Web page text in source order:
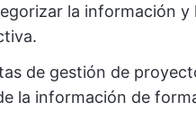
la información y
de gestión de
la información de